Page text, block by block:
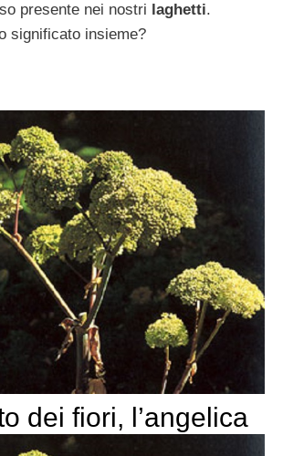
presente nei nostri laghetti.
significato insieme?
dei fiori, l’angelica